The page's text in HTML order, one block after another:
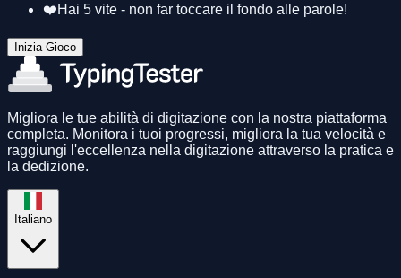
❤️Hai 5 vite - non far toccare il fondo alle parole!
Inizia Gioco
Migliora le tue abilità di digitazione con la nostra piattaforma
completa. Monitora i tuoi progressi, migliora la tua velocità e
raggiungi l'eccellenza nella digitazione attraverso la pratica e
la dedizione.
Italiano